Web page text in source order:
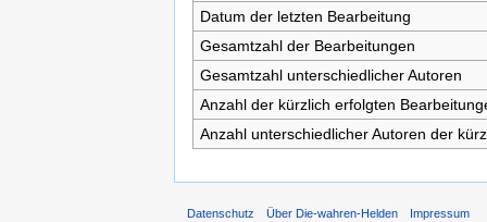
Datum der letzten Bearbeitung
Gesamtzahl der Bearbeitungen
Gesamtzahl unterschiedlicher Autoren
Anzahl der kürzlich erfolgten
Anzahl unterschiedlicher Autoren der
Datenschutz Über Die-wahren-Helden Impressum